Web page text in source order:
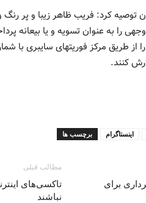
کرد: فریب ظاهر زیبا و پر رنگ
را به عنوان تسویه و یا بیعانه
برچسب ها اینستاگرام
مطالب قبلی
تاکسی‌های
نباشند
برای